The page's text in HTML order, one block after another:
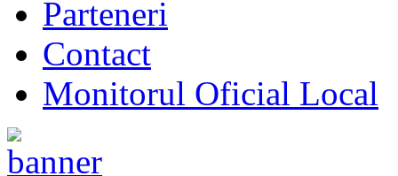
Parteneri
Contact
Monitorul Oficial Local